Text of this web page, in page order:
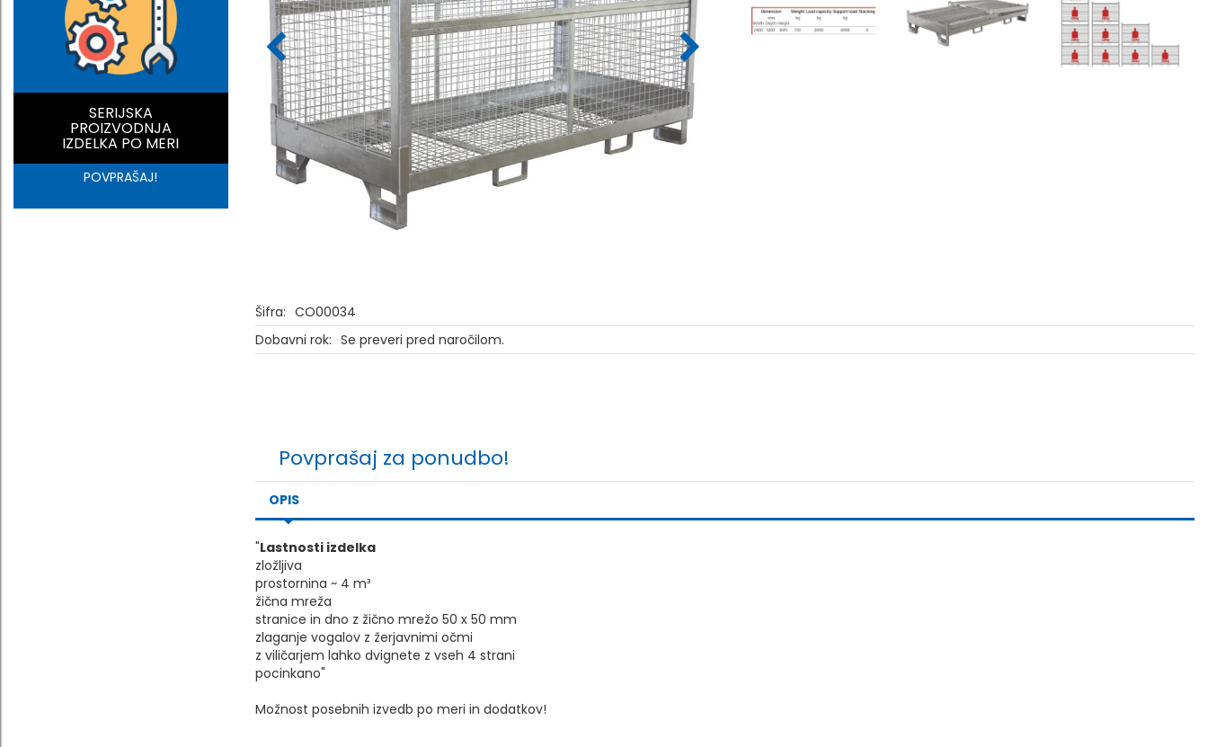
SERIJSKA
PROIZVODNJA
IZDELKA PO MERI
POVPRAŠAJ!
Šifra: CO00034
Dobavni rok: Se preveri pred naročilom.
Povprašaj za ponudbo!
OPIS
"Lastnosti izdelka
zložljiva
prostornina ~ 4 m³
žična mreža
stranice in dno z žično mrežo 50 x 50 mm
zlaganje vogalov z žerjavnimi očmi
z viličarjem lahko dvignete z vseh 4 strani
pocinkano"
Možnost posebnih izvedb po meri in dodatkov!